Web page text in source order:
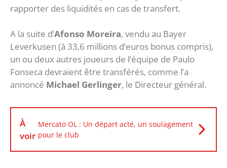
rapporter des liquidités en cas de transfert.
A la suite d’Afonso Moreira, vendu au Bayer
Leverkusen (à 33,6 millions d’euros bonus compris),
un ou deux autres joueurs de l’équipe de Paulo
Fonseca devraient être transférés, comme l’a
annoncé Michael Gerlinger, le Directeur général.
À
voir
Mercato OL : Un départ acté, un soulagement
pour le club